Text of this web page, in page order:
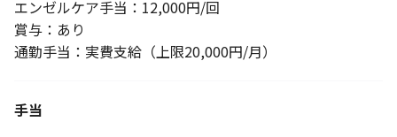
エンゼルケア手当：12,000円/回
賞与：あり
通勤手当：実費支給（上限20,000円/月）
手当